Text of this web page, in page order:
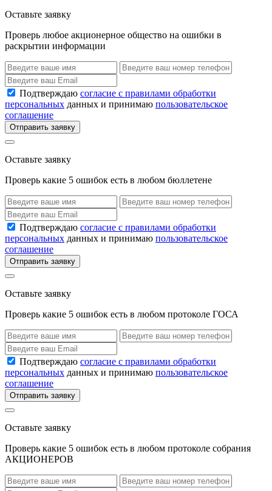
Оставьте заявку
Проверь любое акционерное общество на ошибки в
раскрытии информации
Подтверждаю согласие с правилами обработки
персональных данных и принимаю пользовательское
соглашение
Отправить заявку
Оставьте заявку
Проверь какие 5 ошибок есть в любом бюллетене
Подтверждаю согласие с правилами обработки
персональных данных и принимаю пользовательское
соглашение
Отправить заявку
Оставьте заявку
Проверь какие 5 ошибок есть в любом протоколе ГОСА
Подтверждаю согласие с правилами обработки
персональных данных и принимаю пользовательское
соглашение
Отправить заявку
Оставьте заявку
Проверь какие 5 ошибок есть в любом протоколе собрания
АКЦИОНЕРОВ